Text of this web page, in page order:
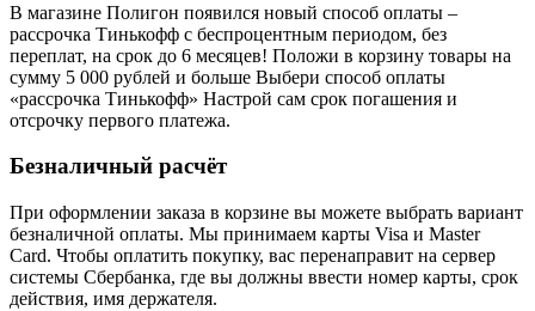
В магазине Полигон появился новый способ оплаты –
рассрочка Тинькофф с беспроцентным периодом, без
переплат, на срок до 6 месяцев! Положи в корзину товары на
сумму 5 000 рублей и больше Выбери способ оплаты
«рассрочка Тинькофф» Настрой сам срок погашения и
отсрочку первого платежа.
Безналичный расчёт
При оформлении заказа в корзине вы можете выбрать вариант
безналичной оплаты. Мы принимаем карты Visa и Master
Card. Чтобы оплатить покупку, вас перенаправит на сервер
системы Сбербанка, где вы должны ввести номер карты, срок
действия, имя держателя.